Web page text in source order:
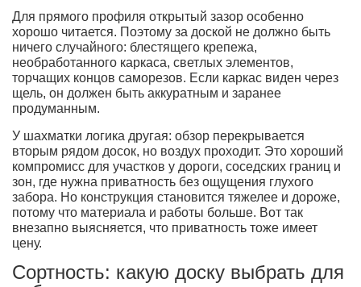
Для прямого профиля открытый зазор особенно
хорошо читается. Поэтому за доской не должно быть
ничего случайного: блестящего крепежа,
необработанного каркаса, светлых элементов,
торчащих концов саморезов. Если каркас виден через
щель, он должен быть аккуратным и заранее
продуманным.
У шахматки логика другая: обзор перекрывается
вторым рядом досок, но воздух проходит. Это хороший
компромисс для участков у дороги, соседских границ и
зон, где нужна приватность без ощущения глухого
забора. Но конструкция становится тяжелее и дороже,
потому что материала и работы больше. Вот так
внезапно выясняется, что приватность тоже имеет
цену.
Сортность: какую доску выбрать для